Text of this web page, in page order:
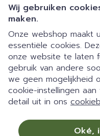
Wij gebruiken
maken.
Onze webshop maakt
essentiële cookies.
onze website te laten
gebruik van andere
we geen mogelijkheid
cookie-instellingen
detail uit in ons
Oké,
1 van 1
Gemakkelijk
automaat |
09:00-18:00
Juridische links